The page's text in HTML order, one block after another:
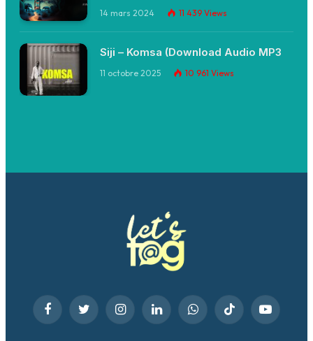
14 mars 2024 11 439 Views
Siji – Komsa (Download Audio MP3
11 octobre 2025 10 961 Views
FacebookTwitter InstagramLinkedInWhatsAppTikTok YouTube